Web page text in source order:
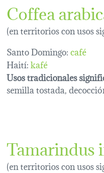
Coffea
(en territorios con usos
Santo Domingo:café
Haití:kafé
Usos tradicionales
semilla tostada,
Tamarindus
(en territorios con usos